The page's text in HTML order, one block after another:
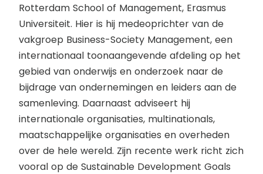
Rotterdam School of Management, Erasmus
Universiteit. Hier is hij medeoprichter van de
vakgroep Business-Society Management, een
internationaal toonaangevende afdeling op het
gebied van onderwijs en onderzoek naar de
bijdrage van ondernemingen en leiders aan de
samenleving. Daarnaast adviseert hij
internationale organisaties, multinationals,
maatschappelijke organisaties en overheden
over de hele wereld. Zijn recente werk richt zich
vooral op de Sustainable Development Goals